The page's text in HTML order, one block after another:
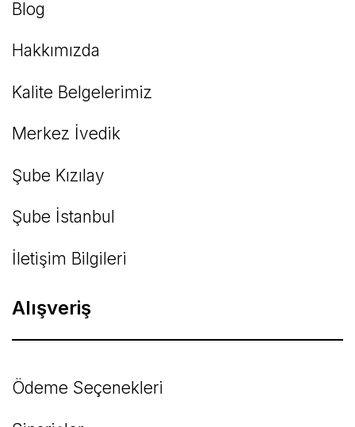
Blog
Hakkımızda
Kalite Belgelerimiz
Merkez İvedik
Şube Kızılay
Şube İstanbul
İletişim Bilgileri
Alışveriş
Ödeme Seçenekleri